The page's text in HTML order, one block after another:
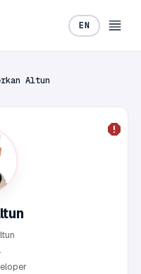
EN
Altun